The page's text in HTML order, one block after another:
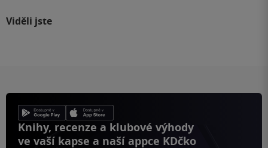
Viděli jste
Knihy, recenze a klubové výhody
ve vaší kapse a naší appce KDčko